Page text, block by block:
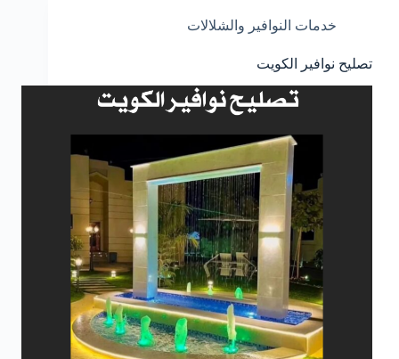
خدمات النوافير والشلالات
تصليح نوافير الكويت